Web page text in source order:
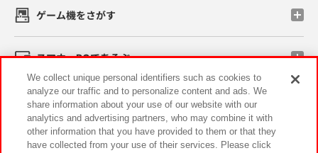
ゲーム機をさがす
スマホ・PCであそぶ
イベント・キャンペーン
We collect unique personal identifiers such as cookies to
analyze our traffic and to personalize content and ads. We
share information about your use of our website with our
analytics and advertising partners, who may combine it with
other information that you have provided to them or that they
have collected from your use of their services. Please click